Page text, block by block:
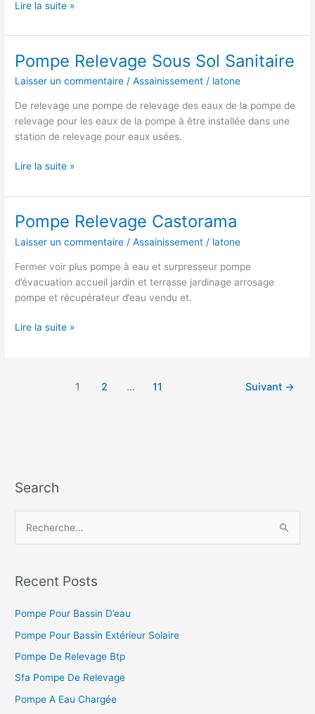
Pompe
Salle
Bain
Lire la suite »
Pompe Relevage Sous Sol Sanitaire
Laisser un commentaire /Assainissement / latone
De relevage une pompe de relevage des eaux de la pompe de
relevage pour les eaux de la pompe à être installée dans une
station de relevage pour eaux usées.
Pompe
Sous
Sol
Sanitaire
Lire la suite »
Pompe Relevage Castorama
Laisser un commentaire /Assainissement / latone
Fermer voir plus pompe à eau et surpresseur pompe
d’évacuation accueil jardin et terrasse jardinage arrosage
pompe et récupérateur d’eau vendu et.
Pompe
Lire la suite »
1 2 … 11 Suivant →
Search
h
r
c
h
Recent Posts
Pompe Pour Bassin D’eau
Pompe Pour Bassin Extérieur Solaire
Pompe De Relevage Btp
Sfa Pompe De Relevage
Pompe A Eau Chargée